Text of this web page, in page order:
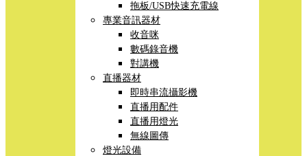
拖板/USB快速充電線
專業音訊器材
收音咪
數碼錄音機
對講機
直播器材
即時串流攝影機
直播用配件
直播用燈光
無線圖傳
燈光設備